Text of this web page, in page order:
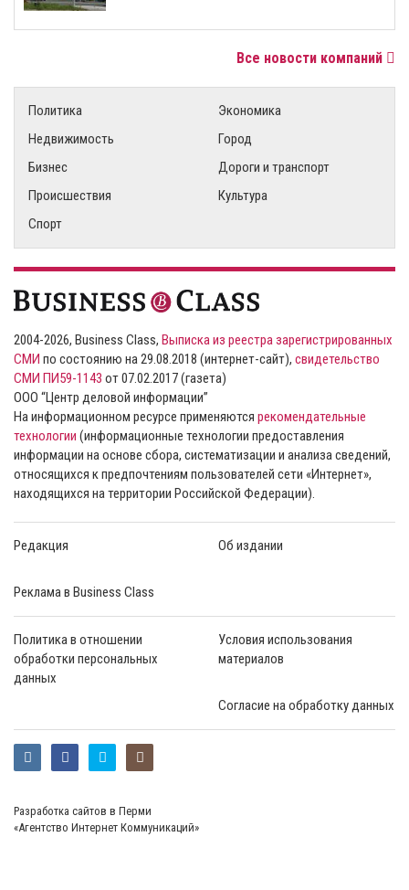
Все новости компаний
Политика
Экономика
Недвижимость
Город
Бизнес
Дороги и транспорт
Происшествия
Культура
Спорт
2004-2026, Business Class, Выписка из реестра зарегистрированных
СМИ по состоянию на 29.08.2018 (интернет-сайт), свидетельство
СМИ ПИ59-1143 от 07.02.2017 (газета)
ООО “Центр деловой информации”
На информационном ресурсе применяются рекомендательные
технологии (информационные технологии предоставления
информации на основе сбора, систематизации и анализа сведений,
относящихся к предпочтениям пользователей сети «Интернет»,
находящихся на территории Российской Федерации).
Редакция Об издании
Реклама в Business Class
Политика в отношении
обработки персональных
данных
Условия использования
материалов
Согласие на обработку данных
Разработка сайтов в Перми
«Агентство Интернет Коммуникаций»